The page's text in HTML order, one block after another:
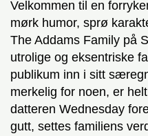
Velkommen til en
mørk humor, sprø
The Addams Family på
utrolige og eksentriske
publikum inn i sitt
merkelig for noen, er
datteren Wednesday
gutt, settes familiens